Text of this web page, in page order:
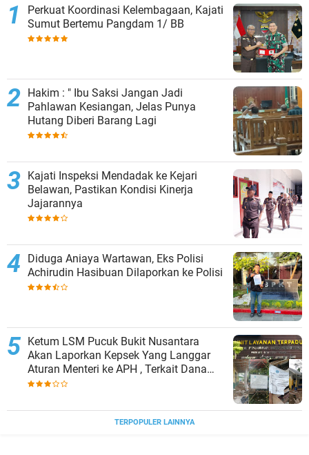
Perkuat Koordinasi Kelembagaan, Kajati
Sumut Bertemu Pangdam 1/ BB
Hakim : " Ibu Saksi Jangan Jadi
Pahlawan Kesiangan, Jelas Punya
Hutang Diberi Barang Lagi
Kajati Inspeksi Mendadak ke Kejari
Belawan, Pastikan Kondisi Kinerja
Jajarannya
Diduga Aniaya Wartawan, Eks Polisi
Achirudin Hasibuan Dilaporkan ke Polisi
Ketum LSM Pucuk Bukit Nusantara
Akan Laporkan Kepsek Yang Langgar
Aturan Menteri ke APH , Terkait Dana
Revitalisasi Sekolah
TERPOPULER LAINNYA